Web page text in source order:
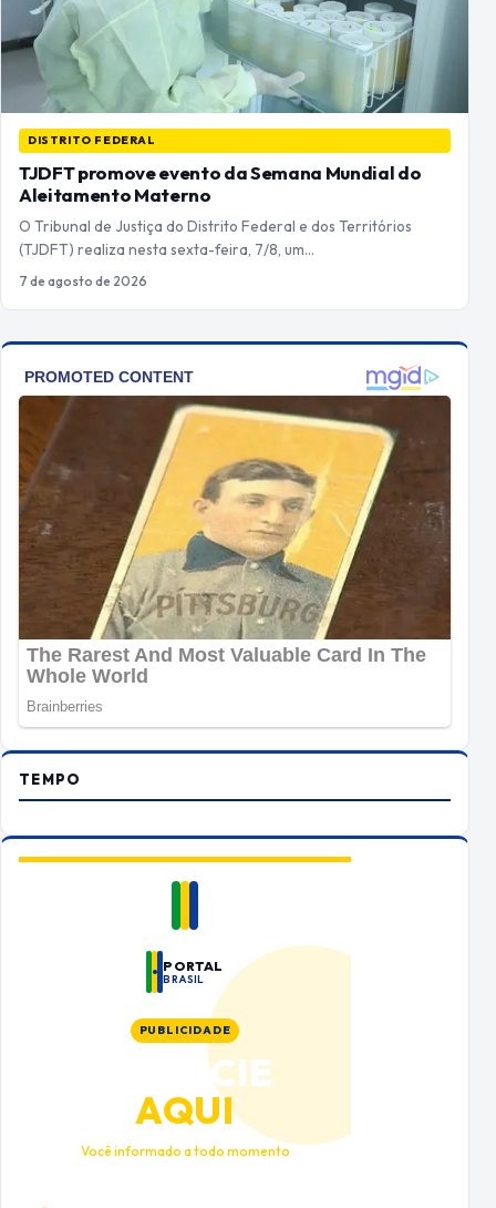
DISTRITO FEDERAL
TJDFT promove evento da Semana Mundial do
Aleitamento Materno
O Tribunal de Justiça do Distrito Federal e dos Territórios
(TJDFT) realiza nesta sexta-feira, 7/8, um…
7 de agosto de 2026
TEMPO
PORTAL
BRASIL
PUBLICIDADE
ANUNCIE
AQUI
Você informado a todo momento